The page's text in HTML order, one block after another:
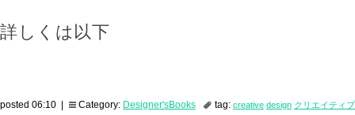
詳しくは以下
posted 06:10 | Category: Designer'sBooks tag: creative design クリエイティブ